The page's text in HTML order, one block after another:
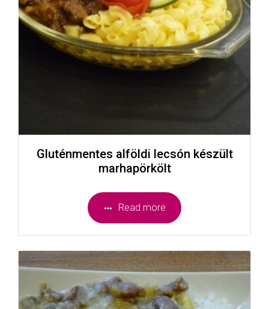
Gluténmentes alföldi lecsón készült
marhapörkölt
Read more